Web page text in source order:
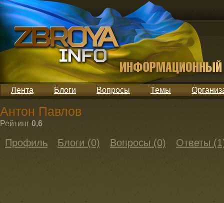
Лента Блоги Вопросы Темы
Антон Павлов
Рейтинг 0,6
Профиль Блоги (0) Вопросы (0) Ответы